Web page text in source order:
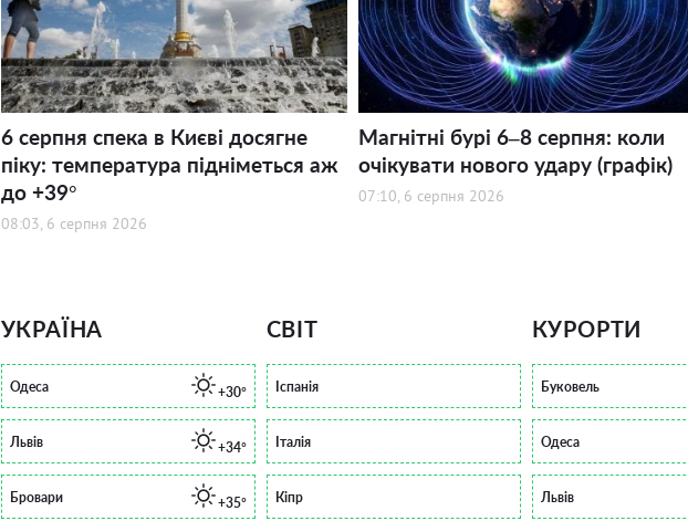
6 серпня спека в Києві досягне
піку: температура підніметься аж
до +39°
08:03, 6 серпня 2026
Магнітні бурі 6–8 серпня: коли
очікувати нового удару (графік)
07:10, 6 серпня 2026
УКРАЇНА
Одеса +30°
Львів +34°
Бровари +35°
СВІТ
Іспанія
Італія
Кіпр
КУРОРТИ
Буковель
Одеса
Львів